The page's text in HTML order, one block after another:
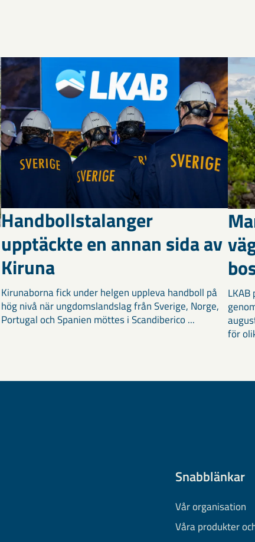
Handbollstalanger
upptäckte en annan sida av
Kiruna
Kirunaborna fick under helgen uppleva handboll på
hög nivå när ungdomslandslag från Sverige, Norge,
Portugal och Spanien möttes i Scandiberico ...
för
Snabblänkar
Vår organisation
Våra produkter